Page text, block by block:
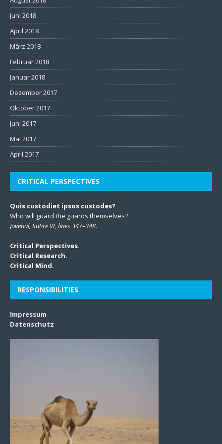
Juni 2018
April 2018
März 2018
Februar 2018
Januar 2018
Dezember 2017
Oktober 2017
Juni 2017
Mai 2017
April 2017
CRITICAL PERSPECTIVES
Quis custodiet ipsos custodes?
Who will guard the guards themselves?
Juvenal, Satire VI, lines 347–348.
Critical Perspectives.
Critical Research.
Critical Mind.
RESPONSIBILITIES
Impressum
Datenschutz